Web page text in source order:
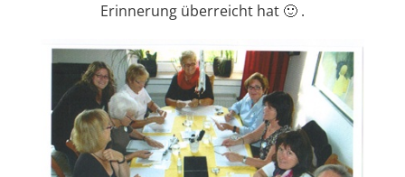
Erinnerung überreicht hat 🙂 .